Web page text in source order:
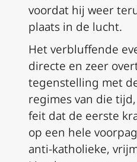
voordat hij weer
plaats in de lucht.
Het verbluffende
directe en zeer
tegenstelling met
regimes van die
feit dat de eerste
op een hele
anti-katholieke,